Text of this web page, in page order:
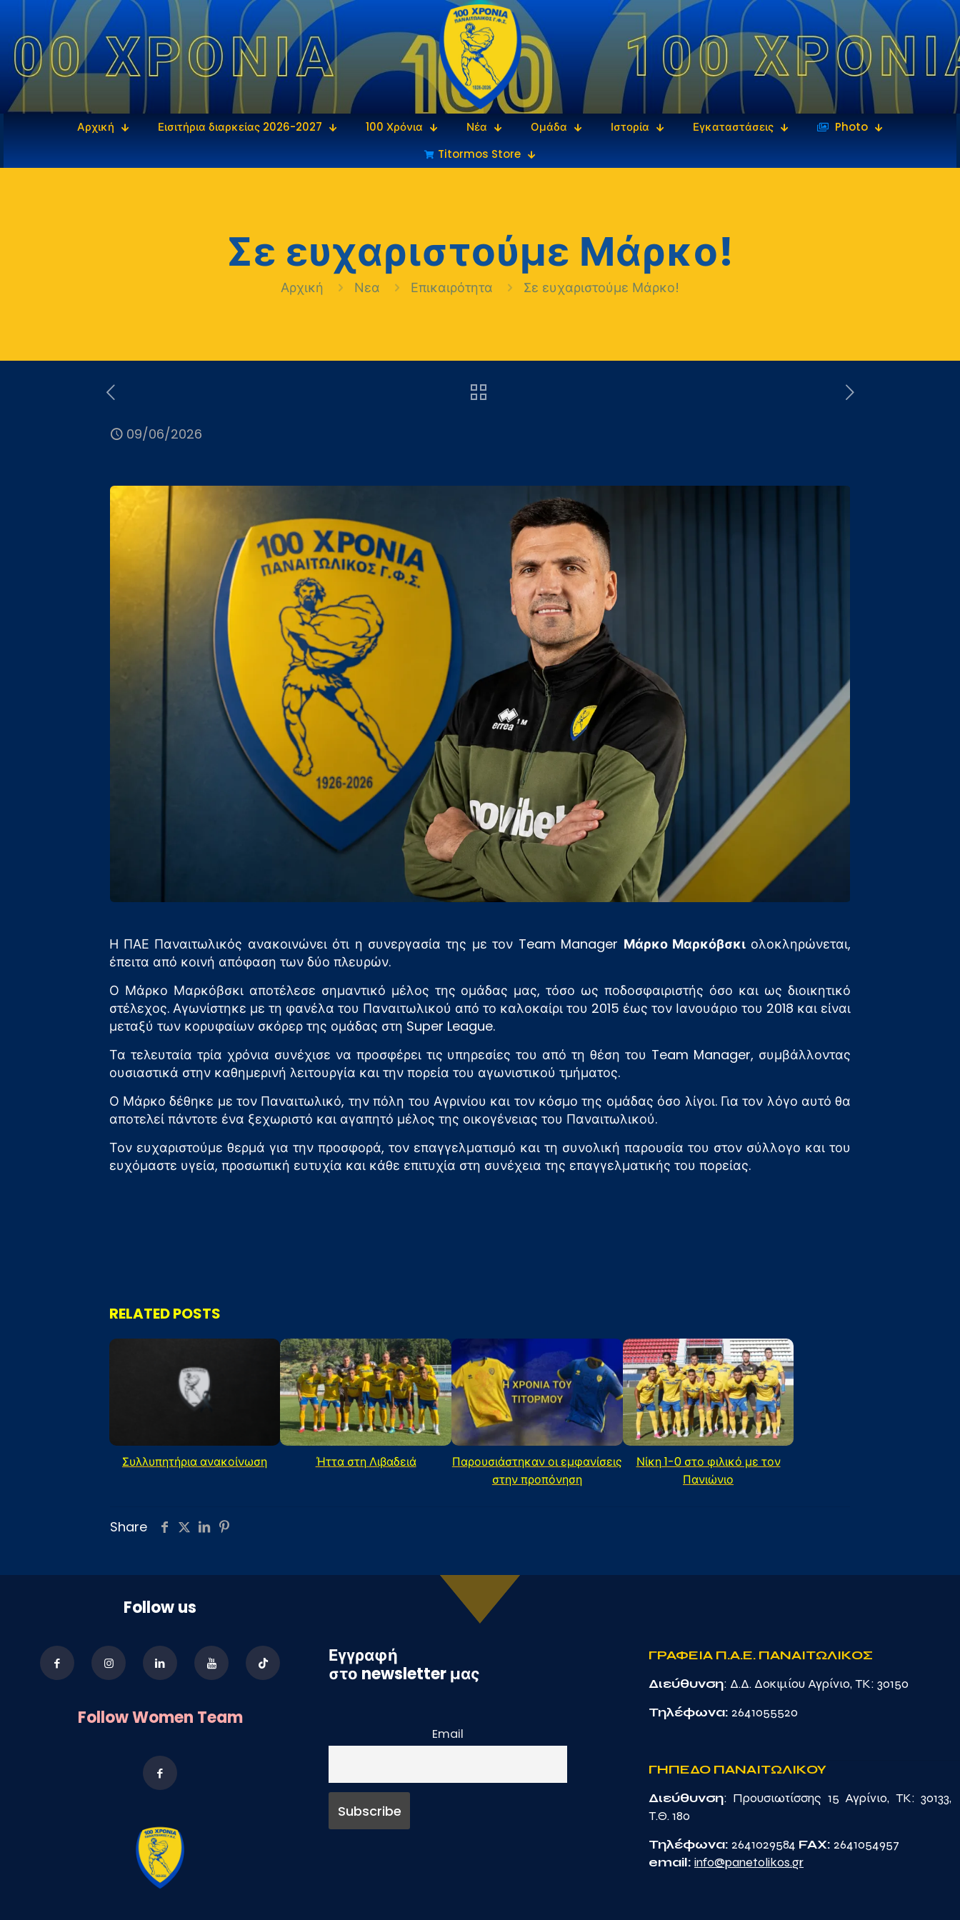
Αρχική Εισιτήρια διαρκείας 2026-2027 100 Χρόνια Νέα Ομάδα Ιστορία Εγκαταστάσεις
‎‏‏‎ ‎Photo
Titormos Store
Σε ευχαριστούμε Μάρκο!
Αρχική Νεα Επικαιρότητα Σε ευχαριστούμε Μάρκο!
09/06/2026
Η ΠΑΕ Παναιτωλικός ανακοινώνει ότι η συνεργασία της με τον Team Manager Μάρκο Μαρκόβσκιολοκληρώνεται,
έπειτα από κοινή απόφαση των δύο πλευρών.
Ο Μάρκο Μαρκόβσκι αποτέλεσε σημαντικό μέλος της ομάδας μας, τόσο ως ποδοσφαιριστής όσο και ως διοικητικό
στέλεχος. Αγωνίστηκε με τη φανέλα του Παναιτωλικού από το καλοκαίρι του 2015 έως τον Ιανουάριο του 2018 και είναι
μεταξύ των κορυφαίων σκόρερ της ομάδας στη Super League.
Τα τελευταία τρία χρόνια συνέχισε να προσφέρει τις υπηρεσίες του από τη θέση του Team Manager, συμβάλλοντας
ουσιαστικά στην καθημερινή λειτουργία και την πορεία του αγωνιστικού τμήματος.
Ο Μάρκο δέθηκε με τον Παναιτωλικό, την πόλη του Αγρινίου και τον κόσμο της ομάδας όσο λίγοι. Για τον λόγο αυτό θα
αποτελεί πάντοτε ένα ξεχωριστό και αγαπητό μέλος της οικογένειας του Παναιτωλικού.
Τον ευχαριστούμε θερμά για την προσφορά, τον επαγγελματισμό και τη συνολική παρουσία του στον σύλλογο και του
ευχόμαστε υγεία, προσωπική ευτυχία και κάθε επιτυχία στη συνέχεια της επαγγελματικής του πορείας.
RELATED POSTS
Συλλυπητήρια ανακοίνωση Ήττα στη Λιβαδειά
Παρουσιάστηκαν οι εμφανίσεις
στην προπόνηση
Νίκη 1-0 στο φιλικό με τον
Πανιώνιο
Share
Follow us
Follow Women Team
Εγγραφή
στο newsletter μας
Email
ΓΡΑΦΕΙΑ Π.Α.Ε. ΠΑΝΑΙΤΩΛΙΚΟΣ
Διεύθυνση: Δ.Δ. Δοκιμίου Αγρίνιο, TK: 30150
Τηλέφωνα: 2641055520
ΓΗΠΕΔΟ ΠΑΝΑΙΤΩΛΙΚΟΥ
Διεύθυνση: Προυσιωτίσσης 15 Αγρίνιο, TK: 30133,
Τ.Θ. 180
Τηλέφωνα: 2641029584 FAX: 2641054957
email: info@panetolikos.gr